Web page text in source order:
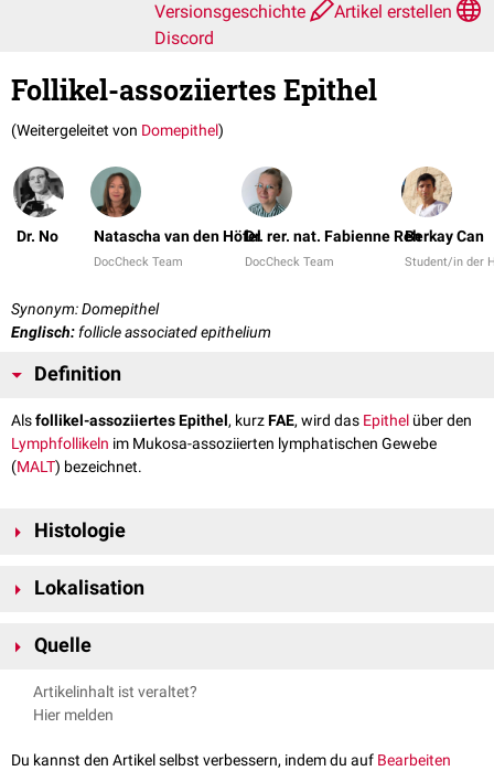
Versionsgeschichte
Artikel erstellen
Discord
Follikel-assoziiertes Epithel
(Weitergeleitet von Domepithel)
Dr. No Natascha van den Höfel
DocCheck Team
Dr. rer. nat. Fabienne Reh
DocCheck Team
Berkay Can
Student/in der
Synonym: Domepithel
Englisch:follicle associated epithelium
Definition
Alsfollikel-assoziiertes Epithel, kurzFAE, wird das Epithel über den
Lymphfollikeln im Mukosa-assoziierten lymphatischen Gewebe
(MALT) bezeichnet.
Histologie
Domepithel) istimmunologisch
Darmepithel
Plattenepithelbarriere
Nachbarschaft kommen typischerweise
Lokalisation
Lymphfollikeln (
Appendixund manchmal auch im
Auch in denTonsillen
Quelle
Pschyrembel – Follikel-assoziiertes Epithel
09.08.2024
Artikelinhalt ist veraltet?
Hier melden
Du kannst den Artikel selbst verbessern, indem du auf Bearbeiten